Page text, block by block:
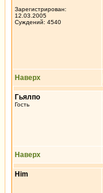
Зарегистрирован:
12.03.2005
Суждений: 4540
Наверх
Гьялпо
Гость
Наверх
Him